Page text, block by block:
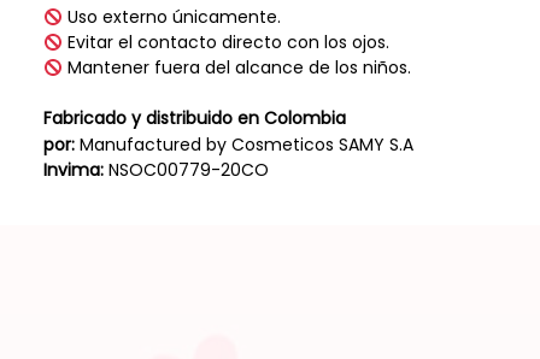
Uso externo únicamente.
Evitar el contacto directo con los ojos.
Mantener fuera del alcance de los niños.
Fabricado y distribuido en Colombia
por:Manufactured by Cosmeticos SAMY S.A
Invima: NSOC00779-20CO